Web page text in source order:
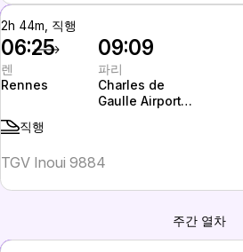
2h 44m, 직행
06:25
렌
Rennes
09:09
파리
Charles de
Gaulle Airport
직행
TGV Inoui 9884
주간 열차